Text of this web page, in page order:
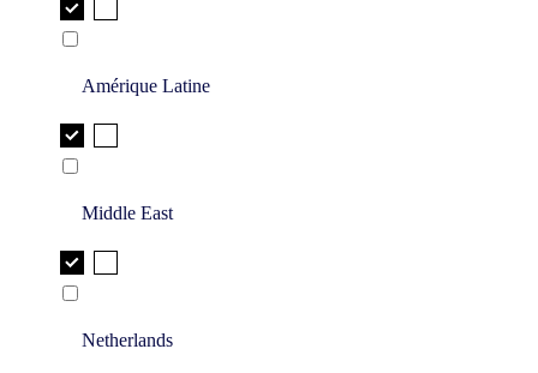
Amérique Latine
Middle East
Netherlands